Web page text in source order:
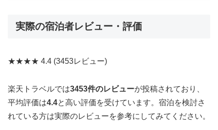
実際の宿泊者レビュー・評価
★★★★ 4.4 (3453レビュー)
楽天トラベルでは3453件のレビューが投稿されており、
平均評価は4.4と高い評価を受けています。宿泊を検討さ
れている方は実際のレビューを参考にしてみてください。